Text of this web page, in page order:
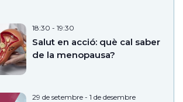
18:30 - 19:30
Salut en acció: què cal saber
de la menopausa?
29 de setembre - 1 de desembre